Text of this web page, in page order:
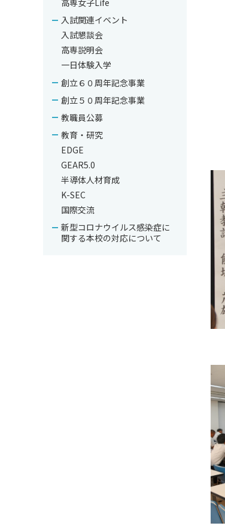
高専女子Life
入試関連イベント
入試懇談会
高専説明会
一日体験入学
創立６０周年記念事業
創立５０周年記念事業
教職員公募
教育・研究
EDGE
GEAR5.0
半導体人材育成
K-SEC
国際交流
新型コロナウイルス感染症に
関する本校の対応について